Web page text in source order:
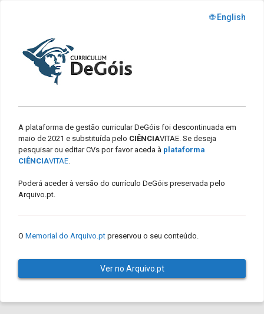
🌐 English
A plataforma de gestão curricular DeGóis foi descontinuada em
maio de 2021 e substituída pelo CIÊNCIAVITAE. Se deseja
pesquisar ou editar CVs por favor aceda à plataforma
CIÊNCIAVITAE.
Poderá aceder à versão do currículo DeGóis preservada pelo
Arquivo.pt.
O Memorial do Arquivo.pt preservou o seu conteúdo.
Ver no Arquivo.pt